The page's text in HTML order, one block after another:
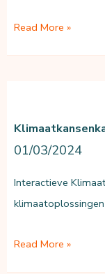
Klimaatkansen
2025
Read More »
01/03/2024
Interactieve
Klimaatkansenkaart
Read More »